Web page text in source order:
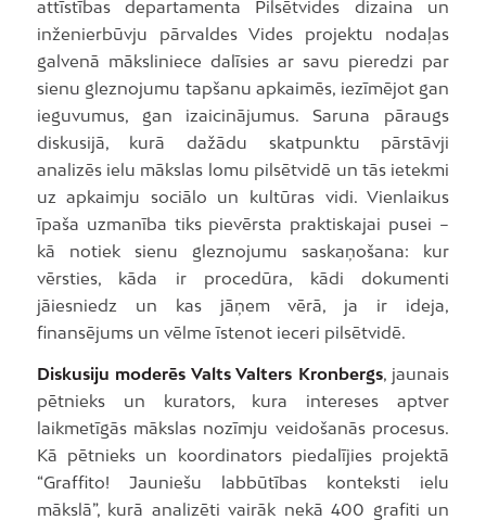
attīstības departamenta Pilsētvides dizaina un
inženierbūvju pārvaldes Vides projektu nodaļas
galvenā māksliniece dalīsies ar savu pieredzi par
sienu gleznojumu tapšanu apkaimēs, iezīmējot gan
ieguvumus, gan izaicinājumus. Saruna pāraugs
diskusijā, kurā dažādu skatpunktu pārstāvji
analizēs ielu mākslas lomu pilsētvidē un tās ietekmi
uz apkaimju sociālo un kultūras vidi. Vienlaikus
īpaša uzmanība tiks pievērsta praktiskajai pusei –
kā notiek sienu gleznojumu saskaņošana: kur
vērsties, kāda ir procedūra, kādi dokumenti
jāiesniedz un kas jāņem vērā, ja ir ideja,
finansējums un vēlme īstenot ieceri pilsētvidē.
Diskusiju moderēs Valts Valters Kronbergs, jaunais
pētnieks un kurators, kura intereses aptver
laikmetīgās mākslas nozīmju veidošanās procesus.
Kā pētnieks un koordinators piedalījies projektā
“Graffito! Jauniešu labbūtības konteksti ielu
mākslā”, kurā analizēti vairāk nekā 400 grafiti un